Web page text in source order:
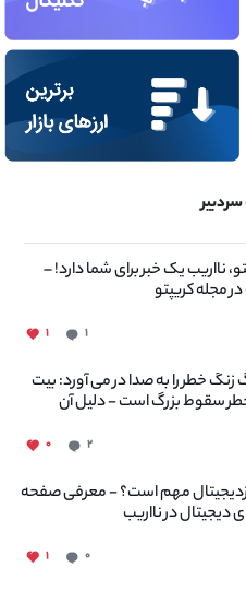
نااریب یک خبر برای شما دارد! –
مجله کریپتو
۱ ۱
خطر را به صدا در می آورد: بیت
سقوط بزرگ است - دلیل آن
۲ ۰
مهم است؟ - معرفی صفحه
دیجیتال در نااریب
۰ ۱